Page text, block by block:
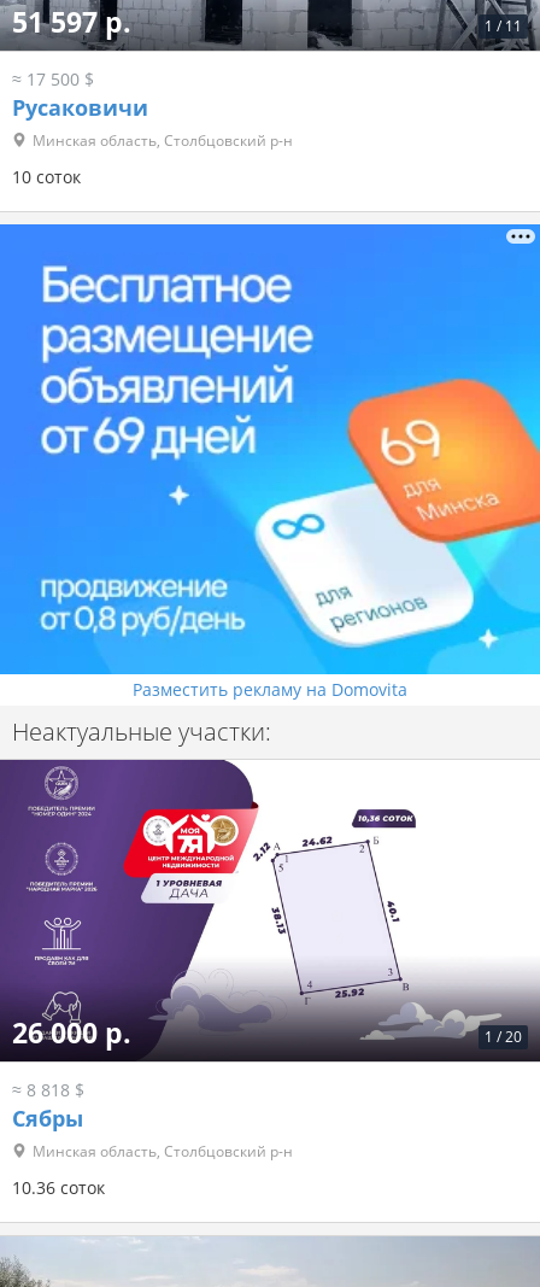
1 / 11
51 597 р.
≈ 17 500 $
Русаковичи
Минская область, Столбцовский р-н
10 соток
Разместить рекламу на Domovita
Неактуальные участки:
1 /20
26 000 р.
≈ 8 818 $
Сябры
Минская область, Столбцовский р-н
10.36 соток